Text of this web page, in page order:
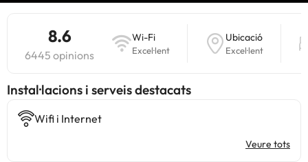
8.6
6445 opinions
Wi-Fi
Excel·lent
Ubicació
Excel·lent
Instal·lacions i serveis destacats
Wifi i Internet
Veure tots